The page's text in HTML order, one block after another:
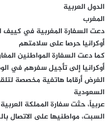
الدول العربية
المغرب
دعت السفارة المغربية في كييف
أوكرانيا حرصا على سلامتهم
كما دعت السفارة المواطنين
أوكرانيا إلى تأجيل سفرهم في
الغرض أرقاما هاتفية مخصصة
السعودية
عربياً، حثت سفارة المملكة
السبت، مواطنيها على الاتصال